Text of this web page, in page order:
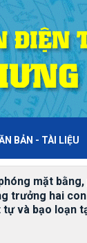
BẢN - TÀI LIỆU
mặt
trưởng hai
và bạo loạn